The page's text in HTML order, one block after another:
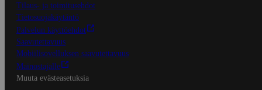
Tilaus- ja toimitusehdot
Tietosuojakäytäntö
Palvelun käyttöehdot
Saavutettavuus
Mobiilisovelluksen saavutettavuus
Mainostajalle
Muuta evästeasetuksia